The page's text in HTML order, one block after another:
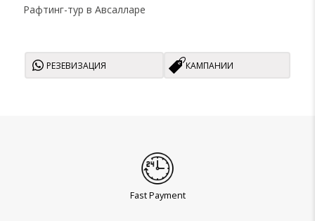
Рафтинг-тур в Авсалларе
РЕЗЕВИЗАЦИЯ КАМПАНИИ
Fast Payment